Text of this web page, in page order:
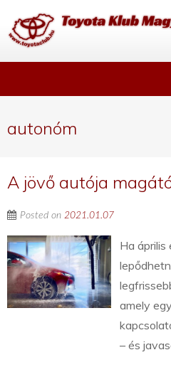
autonóm
A jövő autója
Posted on 2021.01.07
Ha április
amely
– és